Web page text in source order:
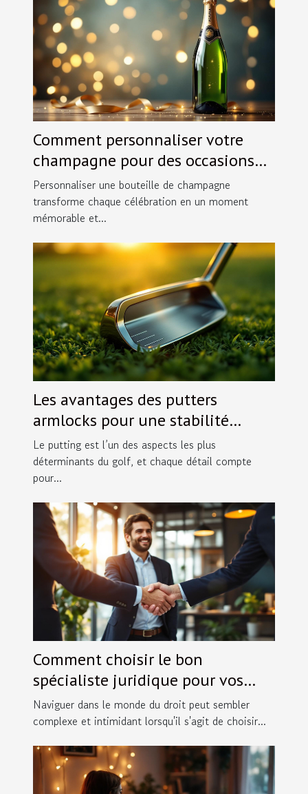
Comment personnaliser votre
champagne pour des occasions
spéciales ?
Personnaliser une bouteille de champagne
transforme chaque célébration en un moment
mémorable et...
Les avantages des putters
armlocks pour une stabilité
accrue
Le putting est l’un des aspects les plus
déterminants du golf, et chaque détail compte
pour...
Comment choisir le bon
spécialiste juridique pour vos
besoins spécifiques ?
Naviguer dans le monde du droit peut sembler
complexe et intimidant lorsqu'il s'agit de choisir...